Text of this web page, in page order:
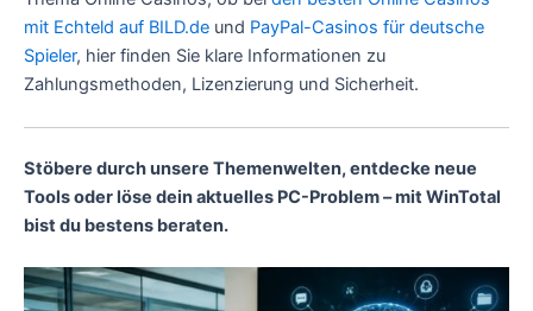
mit Echteld auf BILD.de und PayPal-Casinos für deutsche
Spieler, hier finden Sie klare Informationen zu
Zahlungsmethoden, Lizenzierung und Sicherheit.
Stöbere durch unsere Themenwelten, entdecke neue
Tools oder löse dein aktuelles PC-Problem – mit WinTotal
bist du bestens beraten.